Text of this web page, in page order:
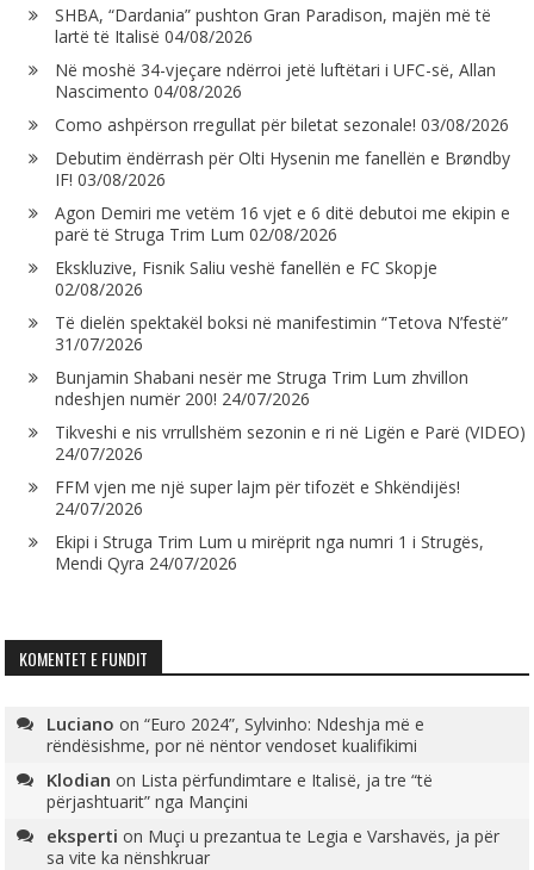
SHBA, “Dardania” pushton Gran Paradison, majën më të
lartë të Italisë 04/08/2026
Në moshë 34-vjeçare ndërroi jetë luftëtari i UFC-së, Allan
Nascimento 04/08/2026
Como ashpërson rregullat për biletat sezonale! 03/08/2026
Debutim ëndërrash për Olti Hysenin me fanellën e Brøndby
IF! 03/08/2026
Agon Demiri me vetëm 16 vjet e 6 ditë debutoi me ekipin e
parë të Struga Trim Lum 02/08/2026
Ekskluzive, Fisnik Saliu veshë fanellën e FC Skopje
02/08/2026
Të dielën spektakël boksi në manifestimin “Tetova N’festë”
31/07/2026
Bunjamin Shabani nesër me Struga Trim Lum zhvillon
ndeshjen numër 200! 24/07/2026
Tikveshi e nis vrrullshëm sezonin e ri në Ligën e Parë (VIDEO)
24/07/2026
FFM vjen me një super lajm për tifozët e Shkëndijës!
24/07/2026
Ekipi i Struga Trim Lum u mirëprit nga numri 1 i Strugës,
Mendi Qyra 24/07/2026
KOMENTET E FUNDIT
Luciano on“Euro 2024”, Sylvinho: Ndeshja më e
rëndësishme, por në nëntor vendoset kualifikimi
Klodian on Lista përfundimtare e Italisë, ja tre “të
përjashtuarit” nga Mançini
eksperti on Muçi u prezantua te Legia e Varshavës, ja për
sa vite ka nënshkruar